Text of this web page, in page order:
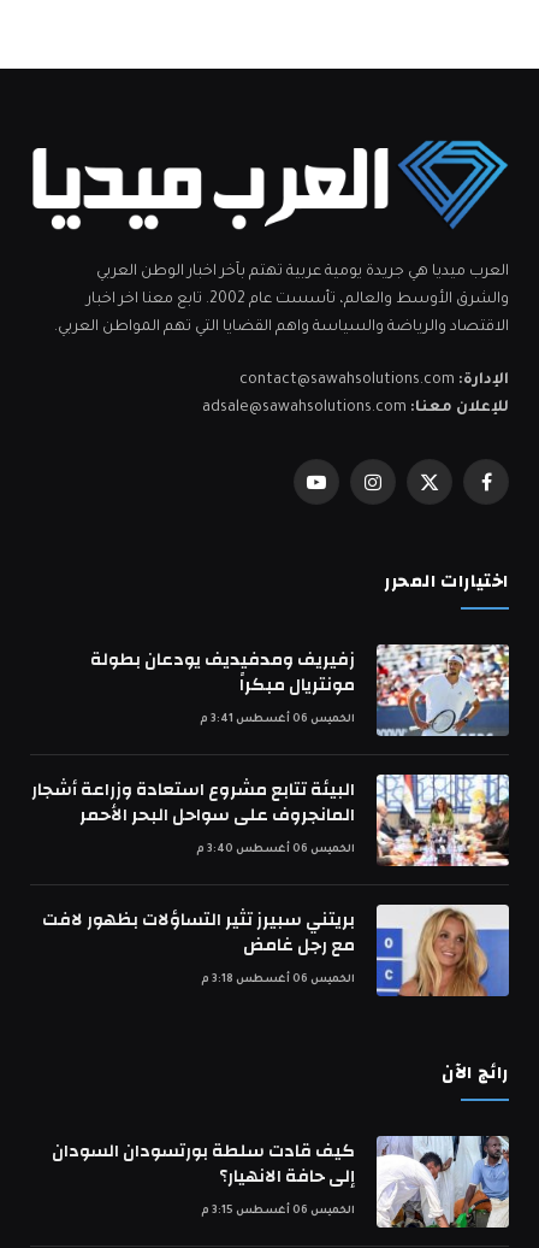
العرب ميديا هي جريدة يومية عربية تهتم بآخر اخبار الوطن العربي
والشرق الأوسط والعالم، تأسست عام 2002. تابع معنا اخر اخبار
الاقتصاد والرياضة والسياسة واهم القضايا التي تهم المواطن العربي.
الإدارة: contact@sawahsolutions.com
للإعلان معنا: adsale@sawahsolutions.com
فيسبوكX
الانستغراميوتيوب
اختيارات المحرر
زفيريف ومدفيديف يودعان بطولة
مونتريال مبكراً
الخميس 06 أغسطس 3:41 م
البيئة تتابع مشروع استعادة وزراعة أشجار
المانجروف على سواحل البحر الأحمر
الخميس 06 أغسطس 3:40 م
بريتني سبيرز تثير التساؤلات بظهور لافت
مع رجل غامض
الخميس 06 أغسطس 3:18 م
رائج الآن
كيف قادت سلطة بورتسودان السودان
إلى حافة الانهيار؟
الخميس 06 أغسطس 3:15 م